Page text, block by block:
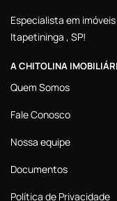
Especialista em
Itapetininga , SP!
A CHITOLINA
Quem Somos
Fale Conosco
Nossa equipe
Documentos
Política de Privacidade